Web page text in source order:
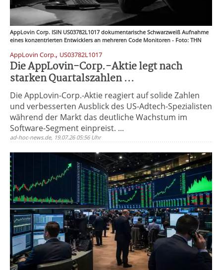
AppLovin Corp. ISIN US03782L1017 dokumentarische Schwarzweiß Aufnahme
eines konzentrierten Entwicklers an mehreren Code Monitoren - Foto: THN
AppLovin Corp., US03782L1017
Die AppLovin-Corp.-Aktie legt nach
starken Quartalszahlen ...
Die AppLovin-Corp.-Aktie reagiert auf solide Zahlen
und verbesserten Ausblick des US-Adtech-Spezialisten
während der Markt das deutliche Wachstum im
Software-Segment einpreist. ...
ad-hoc-news.de, 19.07.26 05:56 Uhr